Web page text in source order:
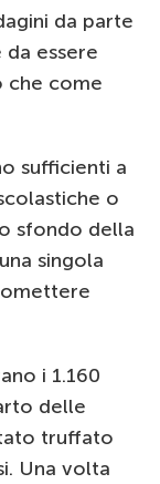
da parte
essere
che come
sufficienti a
o
sfondo della
singola
i 1.160
delle
truffato
Una volta